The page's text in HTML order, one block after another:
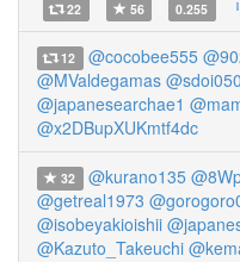
22 56 0.255
12 @cocobee555
@MValdegamas
@japanesearchae1
@x2DBupXUKmtf4dc
32 @kurano135
@getreal1973
@isobeyakioishii
@Kazuto_Takeuchi